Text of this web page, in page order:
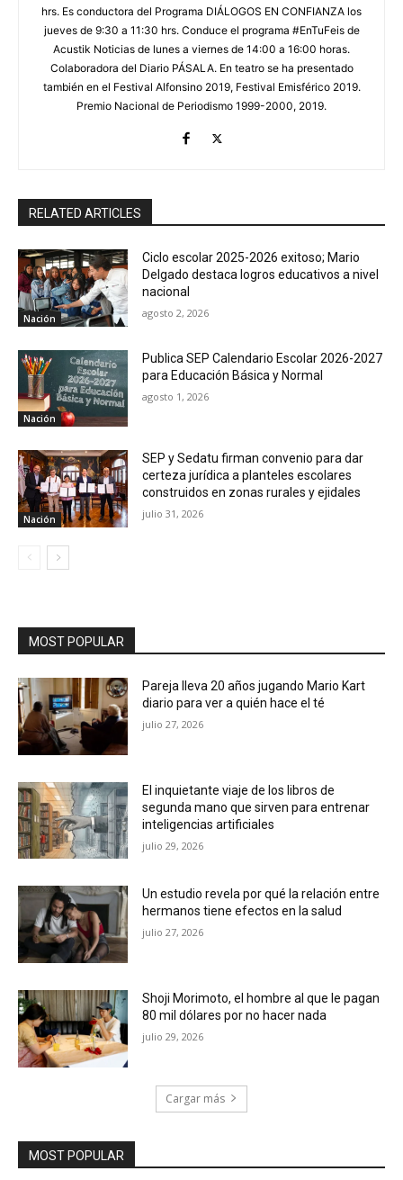
hrs. Es conductora del Programa DIÁLOGOS EN CONFIANZA los
jueves de 9:30 a 11:30 hrs. Conduce el programa #EnTuFeis de
Acustik Noticias de lunes a viernes de 14:00 a 16:00 horas.
Colaboradora del Diario PÁSALA. En teatro se ha presentado
también en el Festival Alfonsino 2019, Festival Emisférico 2019.
Premio Nacional de Periodismo 1999-2000, 2019.
RELATED ARTICLES
Nación
Ciclo escolar 2025-2026 exitoso; Mario
Delgado destaca logros educativos a nivel
nacional
agosto 2, 2026
Nación
Publica SEP Calendario Escolar 2026-2027
para Educación Básica y Normal
agosto 1, 2026
Nación
SEP y Sedatu firman convenio para dar
certeza jurídica a planteles escolares
construidos en zonas rurales y ejidales
julio 31, 2026
MOST POPULAR
Pareja lleva 20 años jugando Mario Kart
diario para ver a quién hace el té
julio 27, 2026
El inquietante viaje de los libros de
segunda mano que sirven para entrenar
inteligencias artificiales
julio 29, 2026
Un estudio revela por qué la relación entre
hermanos tiene efectos en la salud
julio 27, 2026
Shoji Morimoto, el hombre al que le pagan
80 mil dólares por no hacer nada
julio 29, 2026
Cargar más
MOST POPULAR